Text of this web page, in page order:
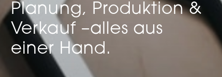
Planung, Produktion &
Verkauf –alles aus
einer Hand.